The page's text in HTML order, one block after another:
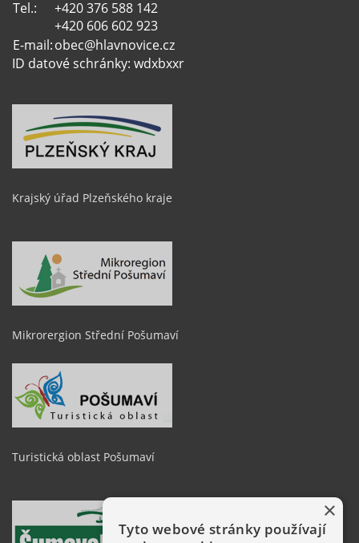
Tel.:
+420 376 588 142
+420 606 602 923
E-mail:obec@hlavnovice.cz
ID datové schránky: wdxbxxr
Krajský úřad Plzeňského kraje
Mikrorergion Střední Pošumaví
Turistická oblast Pošumaví
×
Tyto webové stránky používají